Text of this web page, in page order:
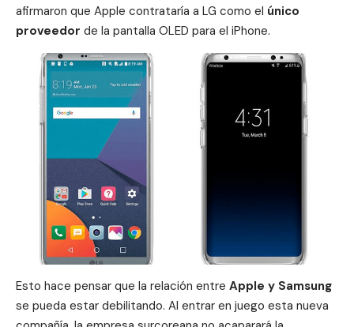
afirmaron que Apple contrataría a LG como el único
proveedor de la pantalla OLED para el iPhone.
Esto hace pensar que la relación entre Apple y Samsung
se pueda estar debilitando. Al entrar en juego esta nueva